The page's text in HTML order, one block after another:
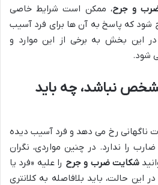
و جرح، ممکن است شرایط خاصی
شود که پاسخ به آن ها برای فرد آسیب
این بخش به برخی از این موارد و
شود.
نباشد، چه باید
ناگهانی رخ می دهد و فرد آسیب دیده
را ندارد. در چنین مواردی، نگران
شکایت ضرب و جرح را علیه «فرد یا
این حالت، باید بلافاصله به کلانتری